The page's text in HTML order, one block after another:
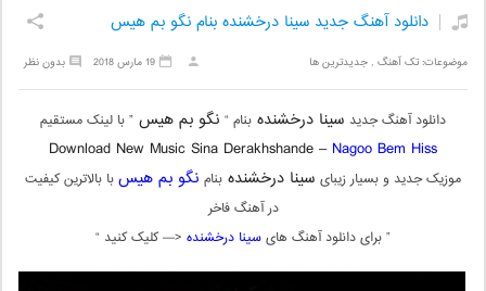
دانلود آهنگ جدید سینا درخشنده بنام نگو بم هیس
موضوعات:تک آهنگ ,جدیدترین ها بدون نظر 19 مارس 2018
دانلود آهنگ جدید سینا درخشنده بنام “ نگو بم هیس ” با لینک مستقیم
Download New Music Sina Derakhshande – Nagoo Bem Hiss
موزیک جدید و بسیار زیبای سینا درخشنده بنام نگو بم هیسبا بالاترین کیفیت
در آهنگ فاخر
” برای دانلود آهنگ هایسینا درخشنده <— کلیک کنید “